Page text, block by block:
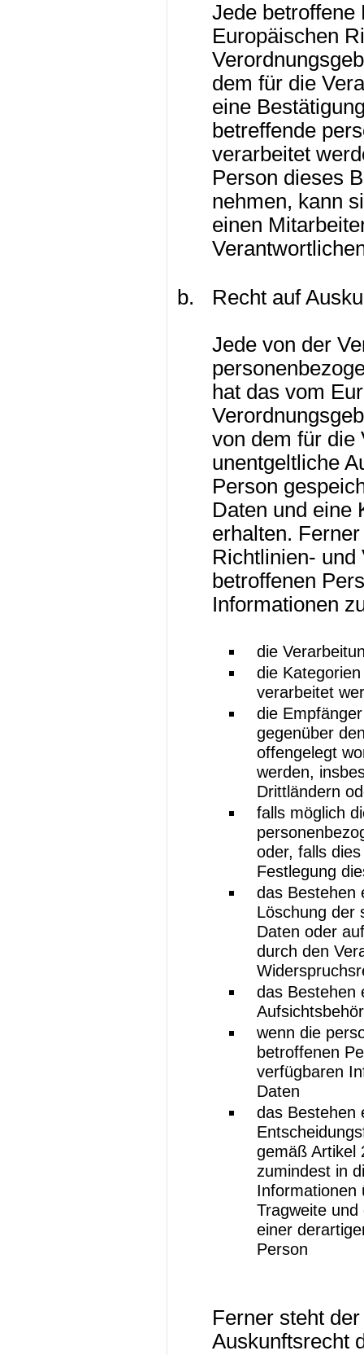
Jede betroffene
Europäischen
dem für die
eine
betreffende
verarbeitet
Person dieses
nehmen, kann
einen
Recht auf
Jede von der
hat das vom
von dem für die
unentgeltliche
Person
Daten und eine
erhalten.
Richtlinien- und
betroffenen
Informationen
die
die
verarbeitet
die
gegenüber
offengelegt
werden,
Drittländern
falls möglich
oder, falls
Festlegung
das Bestehen
Löschung der
Daten oder
durch den
das Bestehen
wenn die
betroffenen
verfügbaren
Daten
das Bestehen
gemäß Artikel
zumindest in
Informationen
Tragweite
einer
Person
Ferner steht
Auskunftsrecht